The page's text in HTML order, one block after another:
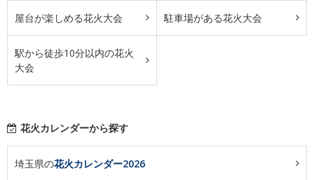
屋台が楽しめる花火大会 駐車場がある花火大会
駅から徒歩10分以内の花火
大会
花火カレンダーから探す
埼玉県の花火カレンダー2026